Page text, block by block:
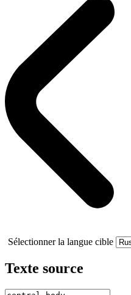
Sélectionner la langue cible
Texte source